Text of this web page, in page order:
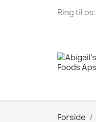
Ring til os:
Forside